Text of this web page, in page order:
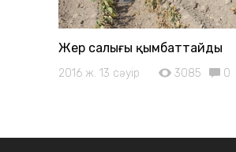
Жер салығы қымбаттайды
2016 ж. 13 сәуір 3085 0